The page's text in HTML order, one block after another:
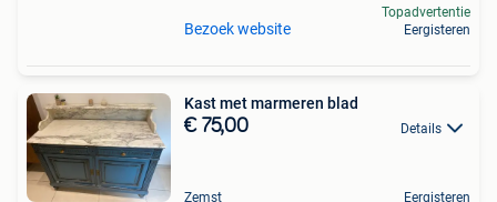
Bezoek website
Topadvertentie
Eergisteren
Kast met marmeren blad
€ 75,00 Details
Zemst Eergisteren